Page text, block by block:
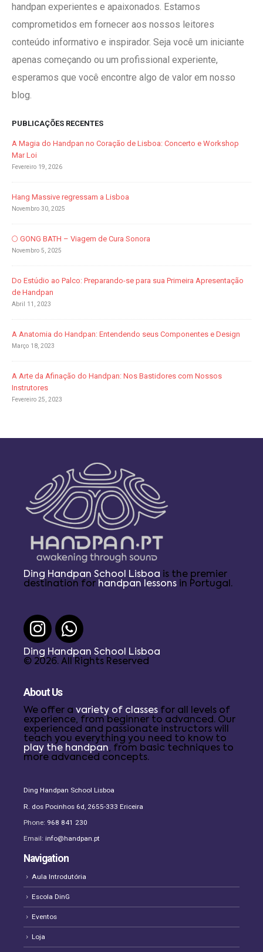
handpan experientes e apaixonados. Estamos
comprometidos em fornecer aos nossos leitores
conteúdo informativo e inspirador. Seja você um iniciante
apenas começando ou um profissional experiente,
esperamos que você encontre algo de valor em nosso
blog.
PUBLICAÇÕES RECENTES
A Magia do Handpan no Coração de Lisboa: Concerto e Workshop
Mar Loi
Fevereiro 19, 2026
Hang Massive regressam a Lisboa
Novembro 30, 2025
🌕 GONG BATH – Viagem de Cura Sonora
Novembro 5, 2025
Do Estúdio ao Palco: Preparando-se para sua Primeira Apresentação
de Handpan
Abril 11, 2023
A Anatomia do Handpan: Entendendo seus Componentes e Design
Março 18, 2023
A Arte da Afinação do Handpan: Nos Bastidores com Nossos
Instrutores
Fevereiro 25, 2023
Ding Handpan School Lisboa is the premier
destination for handpan lessons in Portugal.
Ding Handpan School Lisboa
© 2026. All Rights Reserved
About Us
We offer a variety of classes for all levels of
experience, from beginner to advanced. Our
experienced and passionate instructors will
teach you everything you need to know to
play the handpan, from basic techniques to
more advanced concepts.
Ding Handpan School Lisboa
R. dos Pocinhos 6d, 2655-333 Ericeira
Phone: 968 841 230
Email: info@handpan.pt
Navigation
Aula Introdutória
Escola DinG
Eventos
Loja